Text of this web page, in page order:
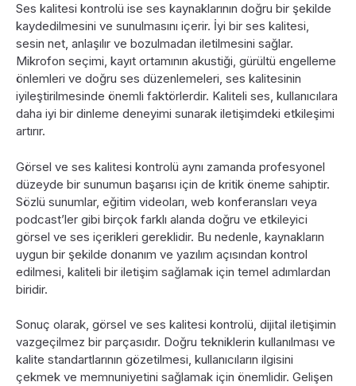
Ses kalitesi kontrolü ise ses kaynaklarının doğru bir şekilde
kaydedilmesini ve sunulmasını içerir. İyi bir ses kalitesi,
sesin net, anlaşılır ve bozulmadan iletilmesini sağlar.
Mikrofon seçimi, kayıt ortamının akustiği, gürültü engelleme
önlemleri ve doğru ses düzenlemeleri, ses kalitesinin
iyileştirilmesinde önemli faktörlerdir. Kaliteli ses, kullanıcılara
daha iyi bir dinleme deneyimi sunarak iletişimdeki etkileşimi
artırır.
Görsel ve ses kalitesi kontrolü aynı zamanda profesyonel
düzeyde bir sunumun başarısı için de kritik öneme sahiptir.
Sözlü sunumlar, eğitim videoları, web konferansları veya
podcast’ler gibi birçok farklı alanda doğru ve etkileyici
görsel ve ses içerikleri gereklidir. Bu nedenle, kaynakların
uygun bir şekilde donanım ve yazılım açısından kontrol
edilmesi, kaliteli bir iletişim sağlamak için temel adımlardan
biridir.
Sonuç olarak, görsel ve ses kalitesi kontrolü, dijital iletişimin
vazgeçilmez bir parçasıdır. Doğru tekniklerin kullanılması ve
kalite standartlarının gözetilmesi, kullanıcıların ilgisini
çekmek ve memnuniyetini sağlamak için önemlidir. Gelişen